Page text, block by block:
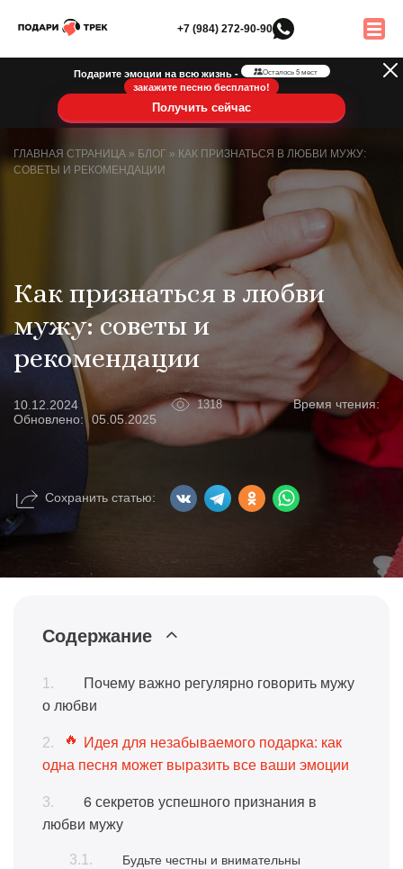
+7 (984) 272-90-90
Подарите эмоции на всю жизнь - Осталось 5 мест
закажите песню бесплатно!
Получить сейчас
ГЛАВНАЯ СТРАНИЦА » БЛОГ » КАК ПРИЗНАТЬСЯ В ЛЮБВИ МУЖУ:
СОВЕТЫ И РЕКОМЕНДАЦИИ
Как признаться в любви
мужу: советы и
рекомендации
10.12.2024 1318
Время чтения:
Обновлено: 05.05.2025
Сохранить статью:
Содержание
Почему важно регулярно говорить мужу
о любви
Идея для незабываемого подарка: как
одна песня может выразить все ваши эмоции
6 секретов успешного признания в
любви мужу
Будьте честны и внимательны